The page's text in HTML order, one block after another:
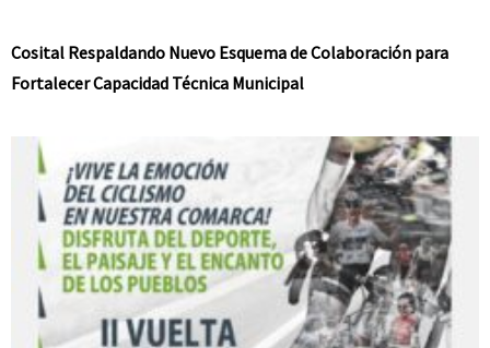
Cosital Respaldando Nuevo Esquema de Colaboración para
Fortalecer Capacidad Técnica Municipal